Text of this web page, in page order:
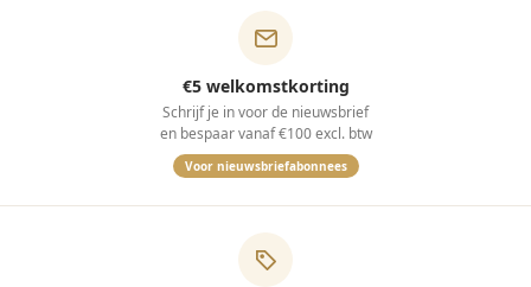
€5 welkomstkorting
Schrijf je in voor de nieuwsbrief
en bespaar vanaf €100 excl. btw
Voor nieuwsbriefabonnees